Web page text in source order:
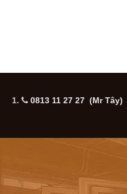
1. 0813 11 27 27 (Mr Tây)